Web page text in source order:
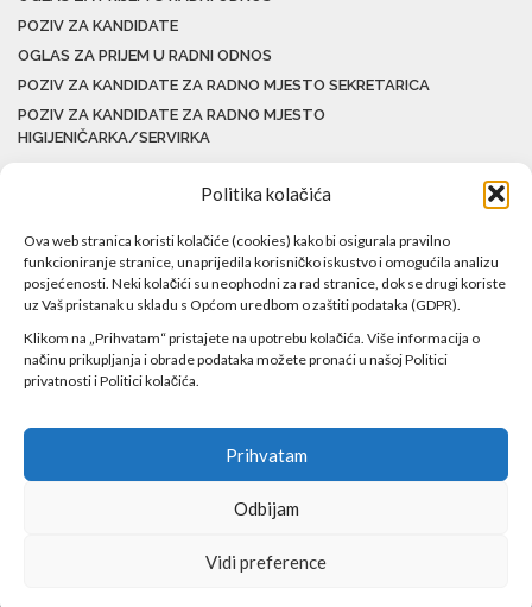
Politika kolačića
Ova web stranica koristi kolačiće (cookies) kako bi osigurala pravilno
funkcioniranje stranice, unaprijedila korisničko iskustvo i omogućila analizu
posjećenosti. Neki kolačići su neophodni za rad stranice, dok se drugi koriste
uz Vaš pristanak u skladu s Općom uredbom o zaštiti podataka (GDPR).
Klikom na „Prihvatam“ pristajete na upotrebu kolačića. Više informacija o
načinu prikupljanja i obrade podataka možete pronaći u našoj Politici
privatnosti i Politici kolačića.
Prihvatam
Odbijam
Vidi preference
POZIV ZA KANDIDATE
OGLAS ZA PRIJEM U RADNI ODNOS
POZIV ZA KANDIDATE ZA RADNO MJESTO SEKRETARICA
POZIV ZA KANDIDATE ZA RADNO MJESTO
HIGIJENIČARKA/SERVIRKA
zadržana!